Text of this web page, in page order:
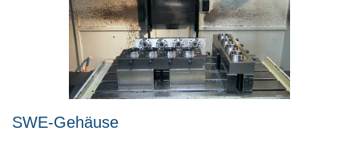
SWE-Gehäuse